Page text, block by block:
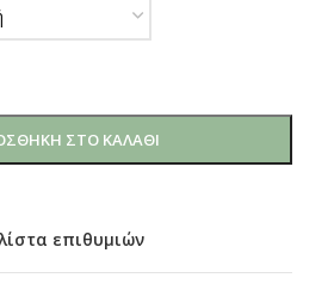
ΣΤΟ ΚΑΛΆΘΙ
επιθυμιών